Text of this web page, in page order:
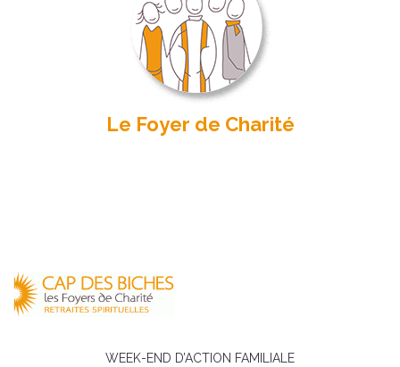
Le Foyer de Charité
WEEK-END D’ACTION FAMILIALE